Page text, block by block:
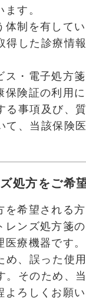
す。
制を有してい
した診療情
・電子処方箋
険証の利用
事項及び、
て、当該保険
処方をご希
希望される
ンズ処方箋
療機器です。
め、誤った
。そのため、
ろしくお願い